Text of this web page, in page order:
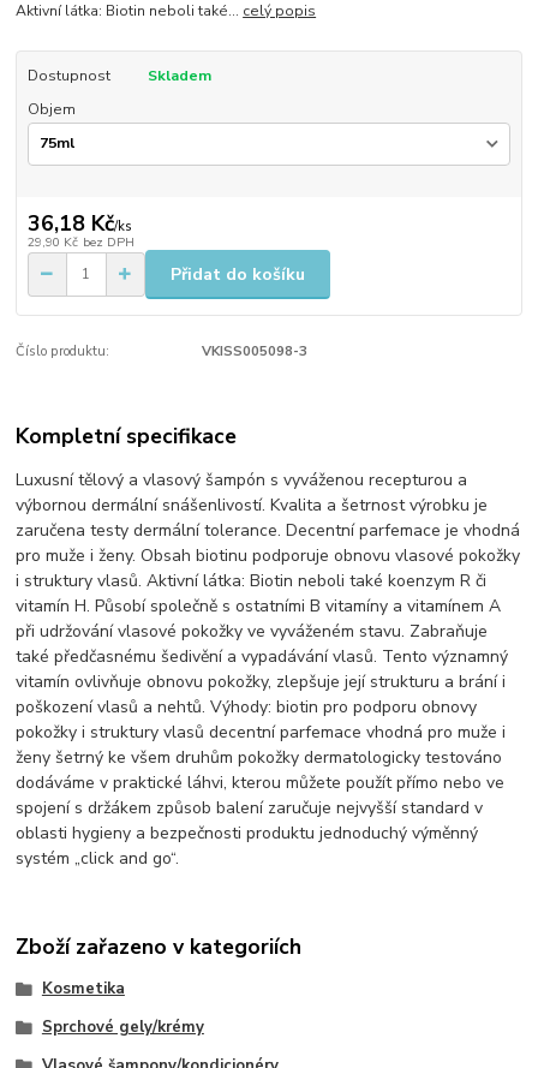
Aktivní látka: Biotin neboli také... celý popis
Dostupnost
Skladem
Objem
36,18 Kč/ks
29,90 Kč bez DPH
Přidat do košíku
Číslo produktu: VKISS005098-3
Kompletní specifikace
Luxusní tělový a vlasový šampón s vyváženou recepturou a
výbornou dermální snášenlivostí. Kvalita a šetrnost výrobku je
zaručena testy dermální tolerance. Decentní parfemace je vhodná
pro muže i ženy. Obsah biotinu podporuje obnovu vlasové pokožky
i struktury vlasů. Aktivní látka: Biotin neboli také koenzym R či
vitamín H. Působí společně s ostatními B vitamíny a vitamínem A
při udržování vlasové pokožky ve vyváženém stavu. Zabraňuje
také předčasnému šedivění a vypadávání vlasů. Tento významný
vitamín ovlivňuje obnovu pokožky, zlepšuje její strukturu a brání i
poškození vlasů a nehtů. Výhody: biotin pro podporu obnovy
pokožky i struktury vlasů decentní parfemace vhodná pro muže i
ženy šetrný ke všem druhům pokožky dermatologicky testováno
dodáváme v praktické láhvi, kterou můžete použít přímo nebo ve
spojení s držákem způsob balení zaručuje nejvyšší standard v
oblasti hygieny a bezpečnosti produktu jednoduchý výměnný
systém „click and go“.
Zboží zařazeno v kategoriích
Kosmetika
Sprchové gely/krémy